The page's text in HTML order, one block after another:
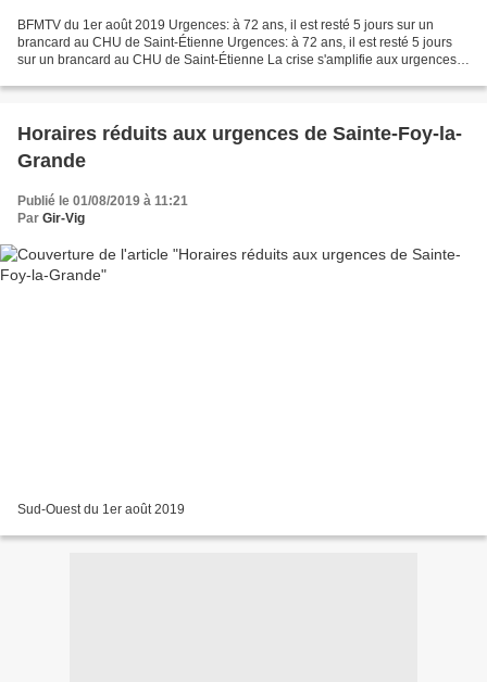
BFMTV du 1er août 2019 Urgences: à 72 ans, il est resté 5 jours sur un
brancard au CHU de Saint-Étienne Urgences: à 72 ans, il est resté 5 jours
sur un brancard au CHU de Saint-Étienne La crise s'amplifie aux urgences,
Horaires réduits aux urgences de Sainte-Foy-la-
Grande
Publié le 01/08/2019 à 11:21
Par Gir-Vig
Sud-Ouest du 1er août 2019